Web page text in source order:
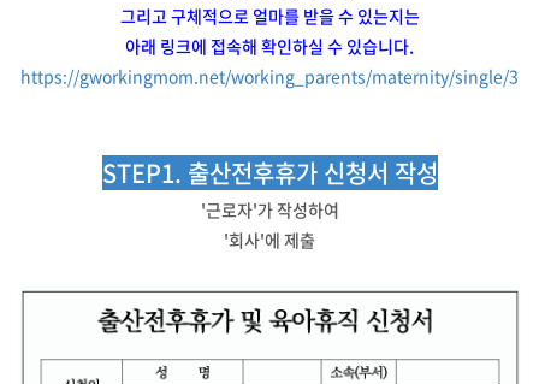
그리고 구체적으로 얼마를 받을 수 있는지는
아래 링크에 접속해 확인하실 수 있습니다.
https://gworkingmom.net/working_parents/maternity/single/3
STEP1. 출산전후휴가 신청서 작성
'근로자'가 작성하여
'회사'에 제출